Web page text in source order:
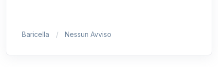
Baricella Nessun Avviso